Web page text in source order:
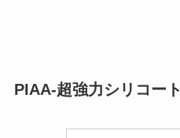
PIAA-超強力シリコート